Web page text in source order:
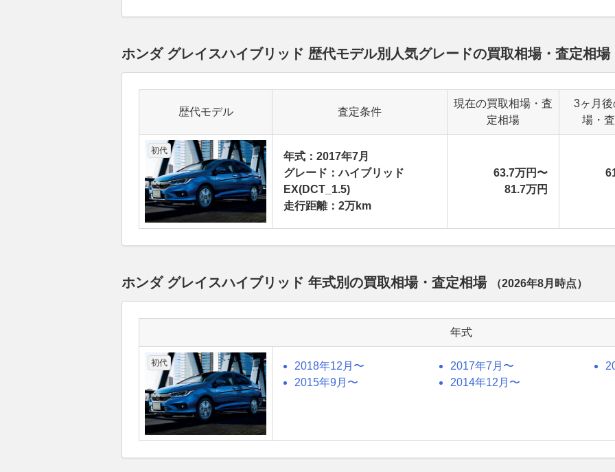
ホンダ グレイスハイブリッド 歴代モデル別人気グレードの買取相場・査定相場
歴代モデル 査定条件
現在の買取相場・査
定相場
3ヶ月
場・
初代
年式：2017年7月
グレード：ハイブリッド
EX(DCT_1.5)
走行距離：2万km
63.7万円〜
81.7万円
ホンダ グレイスハイブリッド 年式別の買取相場・査定相場 （2026年8月 時点）
年式
初代 2018年12月〜 2017年7月〜
2015年9月〜
2014年12月〜